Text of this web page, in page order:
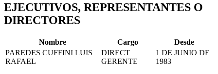
EJECUTIVOS, REPRESENTANTES O
DIRECTORES
Nombre Cargo
Desde
PAREDES CUFFINI LUIS
RAFAEL
DIRECT
GERENTE
1 DE JUNIO DE
1983